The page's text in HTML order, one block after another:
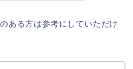
ある方は参考にしていただけ